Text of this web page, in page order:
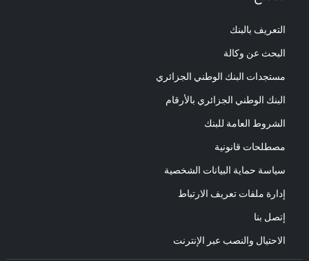
التعريف بالبنك
البحث عن وكالة
مستجدات البنك الوطني الجزائري
البنك الوطني الجزائري بالأرقام
الشروط العامة للبنك
مصطلحات قانونية
سياسة حماية البيانات الشخصية
إدارة ملفات تعريف الارتباط
إتصل بنا
الاحتيال والنصب عبر الإنترنت